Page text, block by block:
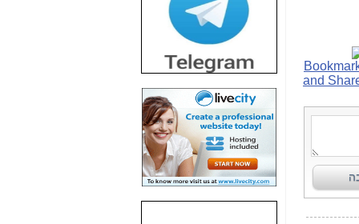
חשיפת מה שלא
רוצים שתדעו בעניין
פריסת אנלימיטד
(בניחוח בלתי נסבל) -
כאן
חשיפה: איוב קרא
אישר לקבוצת סלקום
בדיוק מה שביבי אישר
כאן
האם השר איוב קרא
היה צריך בכלל לחתום
על האישור, שנתן